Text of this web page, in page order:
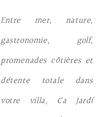
Entre mer, nature,
gastronomie, golf,
promenades côtières et
détente totale dans
votre villa, Ca Jardí